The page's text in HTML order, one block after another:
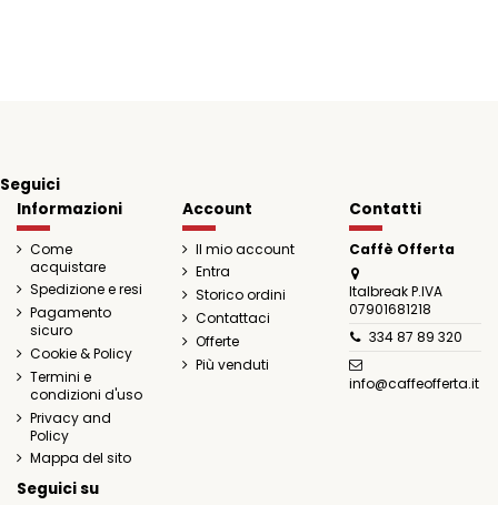
Seguici
Informazioni
Come
acquistare
Spedizione e resi
Pagamento
sicuro
Cookie & Policy
Termini e
condizioni d'uso
Privacy and
Policy
Mappa del sito
Account
Il mio account
Entra
Storico ordini
Contattaci
Offerte
Più venduti
Contatti
Caffè Offerta
Italbreak P.IVA
07901681218
334 87 89 320
info@caffeofferta.it
Seguici su